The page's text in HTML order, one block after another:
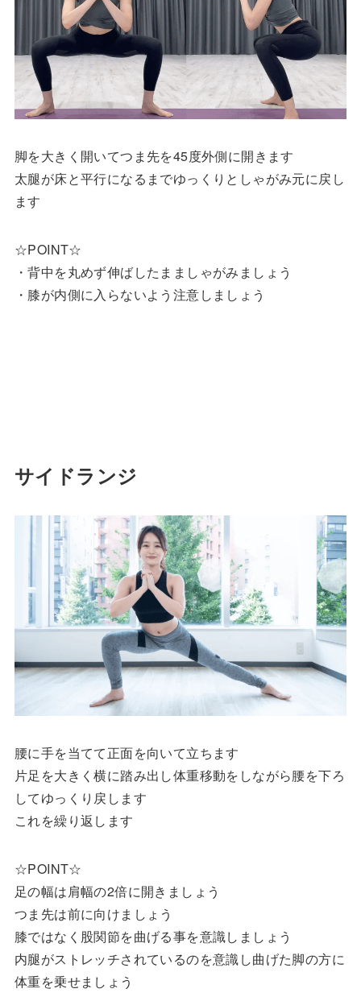
脚を大きく開いてつま先を45度外側に開きます
太腿が床と平行になるまでゆっくりとしゃがみ元に戻し
ます
☆POINT☆
・背中を丸めず伸ばしたまましゃがみましょう
・膝が内側に入らないよう注意しましょう
サイドランジ
腰に手を当てて正面を向いて立ちます
片足を大きく横に踏み出し体重移動をしながら腰を下ろ
してゆっくり戻します
これを繰り返します
☆POINT☆
足の幅は肩幅の2倍に開きましょう
つま先は前に向けましょう
膝ではなく股関節を曲げる事を意識しましょう
内腿がストレッチされているのを意識し曲げた脚の方に
体重を乗せましょう